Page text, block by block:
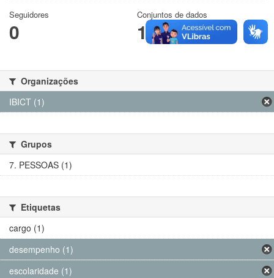
Seguidores
0
Conjuntos de dados
1
Organizações
IBICT (1)
Grupos
7. PESSOAS (1)
Etiquetas
cargo (1)
desempenho (1)
escolaridade (1)